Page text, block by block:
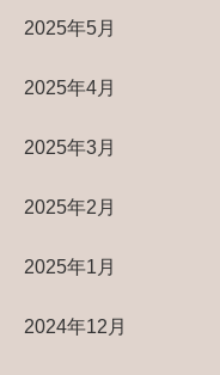
2025年5月
2025年4月
2025年3月
2025年2月
2025年1月
2024年12月